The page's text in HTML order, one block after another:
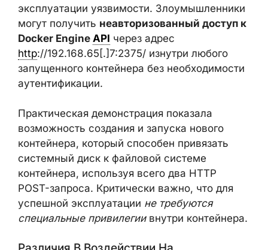
эксплуатации уязвимости. Злоумышленники
могут получить неавторизованный доступ к
Docker Engine API через адрес
http://192.168.65[.]7:2375/ изнутри любого
запущенного контейнера без необходимости
аутентификации.
Практическая демонстрация показала
возможность создания и запуска нового
контейнера, который способен привязать
системный диск к файловой системе
контейнера, используя всего два HTTP
POST-запроса. Критически важно, что для
успешной эксплуатации не требуются
специальные привилегиивнутри контейнера.